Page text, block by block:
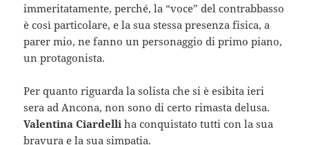
immeritatamente, perché, la “voce” del contrabbasso
è così particolare, e la sua stessa presenza fisica, a
parer mio, ne fanno un personaggio di primo piano,
un protagonista.
Per quanto riguarda la solista che si è esibita ieri
sera ad Ancona, non sono di certo rimasta delusa.
Valentina Ciardelli ha conquistato tutti con la sua
bravura e la sua simpatia.